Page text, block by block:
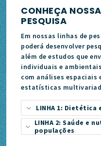
CONHEÇA
PESQUISA
Em nossas linhas de
poderá desenvolver
além de estudos que
individuais e
com análises espaciais
estatísticas
LINHA 1: Dietética
LINHA 2: Saúde e
populações